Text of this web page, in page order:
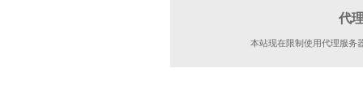
代
本站现在限制使用代理服务